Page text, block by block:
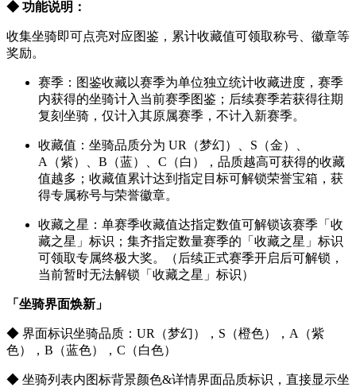
◆ 功能说明：
收集坐骑即可点亮对应图鉴，累计收藏值可领取称号、徽章等
奖励。
赛季：图鉴收藏以赛季为单位独立统计收藏进度，赛季
内获得的坐骑计入当前赛季图鉴；后续赛季若获得往期
复刻坐骑，仅计入其原属赛季，不计入新赛季。
收藏值：坐骑品质分为 UR（梦幻）、S（金）、
A（紫）、B（蓝）、C（白），品质越高可获得的收藏
值越多；收藏值累计达到指定目标可解锁荣誉宝箱，获
得专属称号与荣誉徽章。
收藏之星：单赛季收藏值达指定数值可解锁该赛季「收
藏之星」标识；集齐指定数量赛季的「收藏之星」标识
可领取专属终极大奖。（后续正式赛季开启后可解锁，
当前暂时无法解锁「收藏之星」标识）
「坐骑界面焕新」
◆ 界面标识坐骑品质：UR（梦幻），S（橙色），A（紫
色），B（蓝色），C（白色）
◆ 坐骑列表内图标背景颜色&详情界面品质标识，直接显示坐